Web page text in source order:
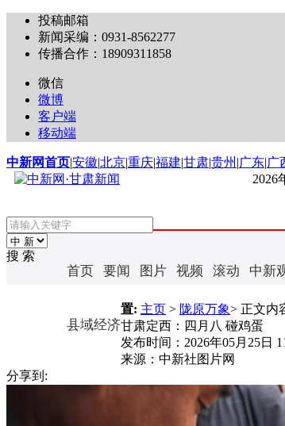
投稿邮箱
新闻采编：0931-8562277
传播合作：18909311858
微信
微博
客户端
移动端
中新网首页|安徽|北京|重庆|福建|甘肃|贵州 |广东|广
2026
搜 索
首页 要闻 图片 视频 滚动 中新
县域经济
置: 主页 > 陇原万象> 正文内
甘肃定西：四月八 碰鸡蛋
发布时间： 2026年05月25日
来源： 中新社图片网
分享到: